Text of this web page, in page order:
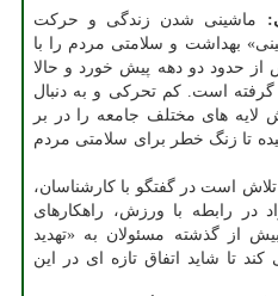
ماشینی شدن زندگی و حرکت
بهداشت و سلامتی مردم را با
حدود دو دهه پیش خورد و حالا
گرفته است. کم تحرکی و به دنبال
لایه های مختلف جامعه را در بر
تا زنگ خطر برای سلامتی مردم
است در گفتگو با کارشناسان،
در رابطه با ورزش، راهکارهای
از گذشته مسئولان به «تهدید
تا شاید اتفاق تازه ای در این